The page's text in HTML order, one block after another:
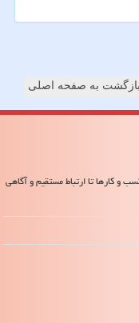
بازگشت به صفحه اصلی
کارها تا ارتباط مستقیم و آگاهی